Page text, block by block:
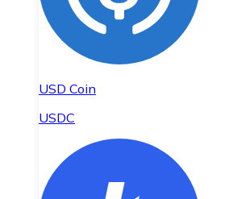
USD Coin
USDC